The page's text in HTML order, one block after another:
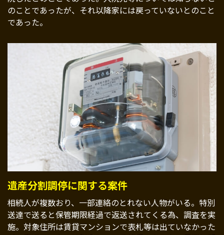
のことであったが、それ以降家には戻っていないとのこと
であった。
遺産分割調停に関する案件
相続人が複数おり、一部連絡のとれない人物がいる。特別
送達で送ると保管期限経過で返送されてくる為、調査を実
施。対象住所は賃貸マンションで表札等は出ていなかった